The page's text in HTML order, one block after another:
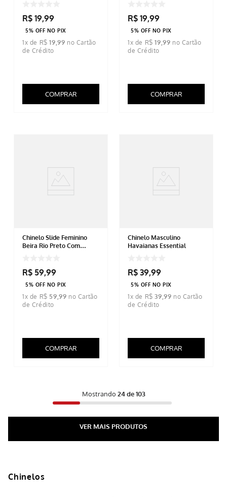
R$ 19,99
5% OFF NO PIX
1x de R$ 19,99
COMPRAR
R$ 19,99
5% OFF NO PIX
1x de R$ 19,99
COMPRAR
Chinelo Slide Feminino
Beira Rio Preto Com
R$ 59,99
5% OFF NO PIX
1x de R$ 59,99
COMPRAR
Chinelo Masculino
Havaianas Essential
R$ 39,99
5% OFF NO PIX
1x de R$ 39,99
COMPRAR
Mostrando 24 de 103
Chinelos